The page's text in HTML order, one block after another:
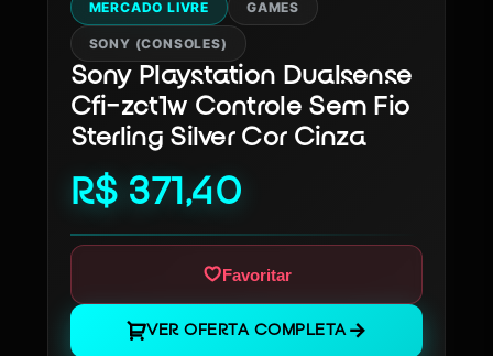
MERCADO LIVRE GAMES
SONY (CONSOLES)
Sony Playstation Dualsense
Cfi-zct1w Controle Sem Fio
Sterling Silver Cor Cinza
R$ 371,40
Favoritar
VER OFERTA COMPLETA